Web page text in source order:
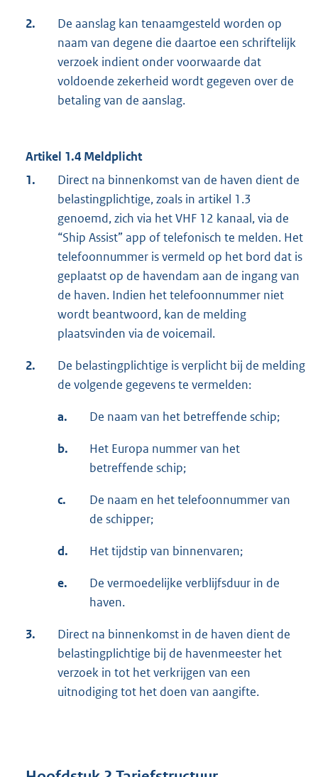
2.
De aanslag kan tenaamgesteld worden op
naam van degene die daartoe een schriftelijk
verzoek indient onder voorwaarde dat
voldoende zekerheid wordt gegeven over de
betaling van de aanslag.
Artikel 1.4 Meldplicht
1.
Direct na binnenkomst van de haven dient de
belastingplichtige, zoals in artikel 1.3
genoemd, zich via het VHF 12 kanaal, via de
“Ship Assist” app of telefonisch te melden. Het
telefoonnummer is vermeld op het bord dat is
geplaatst op de havendam aan de ingang van
de haven. Indien het telefoonnummer niet
wordt beantwoord, kan de melding
plaatsvinden via de voicemail.
2.
De belastingplichtige is verplicht bij de melding
de volgende gegevens te vermelden:
a. De naam van het betreffende schip;
b.
Het Europa nummer van het
betreffende schip;
c.
De naam en het telefoonnummer van
de schipper;
d. Het tijdstip van binnenvaren;
e.
De vermoedelijke verblijfsduur in de
haven.
3.
Direct na binnenkomst in de haven dient de
belastingplichtige bij de havenmeester het
verzoek in tot het verkrijgen van een
uitnodiging tot het doen van aangifte.